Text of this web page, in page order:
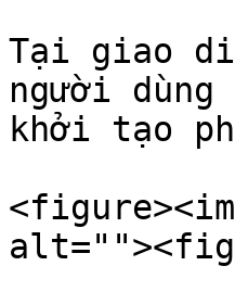
Tại giao
người
khởi tạo